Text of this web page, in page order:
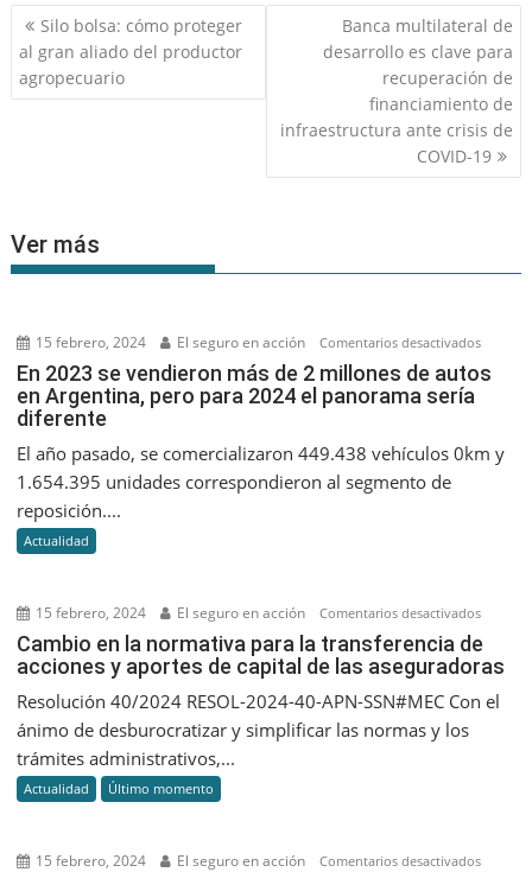
Navegación
de
entradas
Silo bolsa: cómo proteger
al gran aliado del productor
agropecuario
Banca multilateral de
desarrollo es clave para
recuperación de
financiamiento de
infraestructura ante crisis de
COVID-19
Ver más
15 febrero, 2024 El seguro en acción Comentarios desactivadosen
En
para
En 2023 se vendieron más de 2 millones de autos
en Argentina, pero para 2024 el panorama sería
diferente
El año pasado, se comercializaron 449.438 vehículos 0km y
1.654.395 unidades correspondieron al segmento de
reposición....
Actualidad
15 febrero, 2024 El seguro en acción Comentarios desactivadosen
Cambio
en
Cambio en la normativa para la transferencia de
acciones y aportes de capital de las aseguradoras
Resolución 40/2024 RESOL-2024-40-APN-SSN#MEC Con el
ánimo de desburocratizar y simplificar las normas y los
trámites administrativos,...
Actualidad Último momento
15 febrero, 2024 El seguro en acción Comentarios desactivadosen